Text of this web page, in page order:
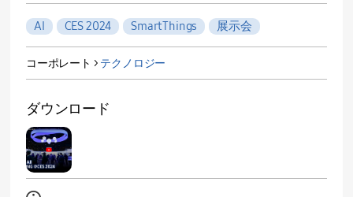
AI CES 2024 SmartThings 展示会
コーポレート > テクノロジー
ダウンロード